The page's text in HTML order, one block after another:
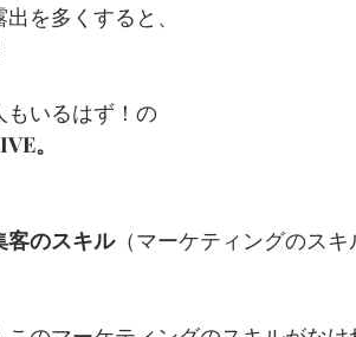
を多くすると、
もいるはず！の
。
客のスキル（マーケティングのス